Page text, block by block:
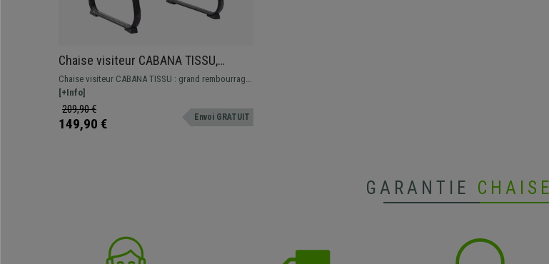
Chaise visiteur CABANA TISSU,
Design Moderne, Structure
Métallique, couleur Gris Foncé
Chaise visiteur CABANA TISSU : grand rembourrage
et design moderne alliés à une structure métallique
solide et durable. Vous serez conquis !
[+Info]
209,90 €
149,90 € Envoi GRATUIT
GARANTIE